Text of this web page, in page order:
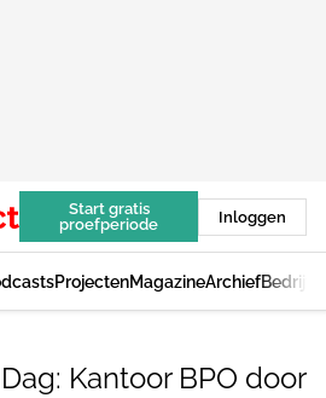
Start gratis
proefperiode
Inloggen
ProjectenMagazineArchief
Kantoor BPO door